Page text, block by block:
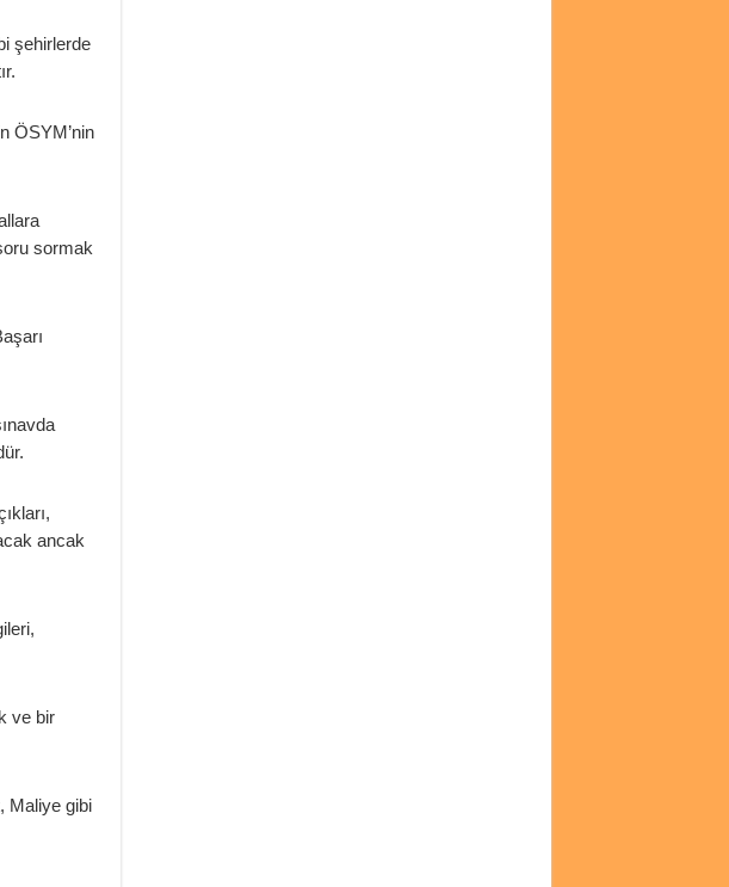
şehirlerde
ÖSYM’nin
sormak
ancak
ve bir
Maliye gibi